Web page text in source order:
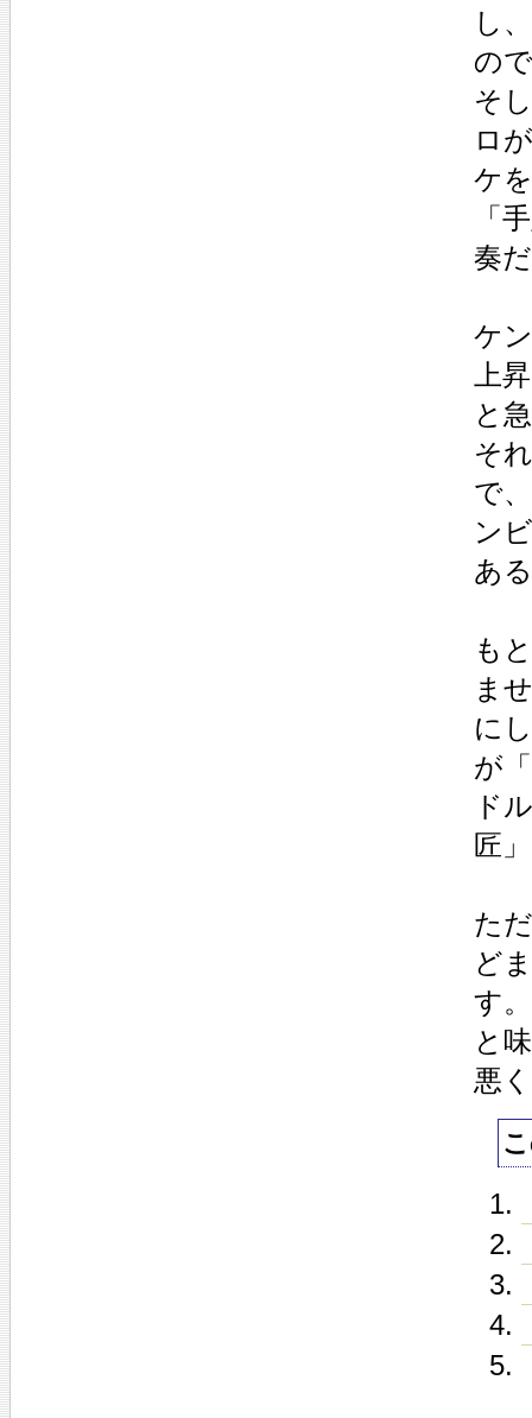
し
の
そ
ロ
ケ
「
奏
ケ
上
と
そ
で
ン
あ
も
ま
に
が
ド
匠
た
ど
す
と
悪